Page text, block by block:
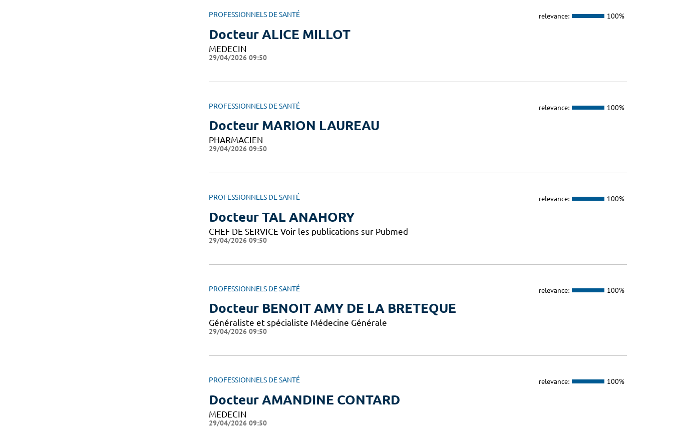
PROFESSIONNELS DE SANTÉ relevance: 100%
Docteur ALICE MILLOT
MEDECIN
29/04/2026 09:50
PROFESSIONNELS DE SANTÉ relevance: 100%
Docteur MARION LAUREAU
PHARMACIEN
29/04/2026 09:50
PROFESSIONNELS DE SANTÉ relevance: 100%
Docteur TAL ANAHORY
CHEF DE SERVICE Voir les publications sur Pubmed
29/04/2026 09:50
PROFESSIONNELS DE SANTÉ relevance: 100%
Docteur BENOIT AMY DE LA BRETEQUE
Généraliste et spécialiste Médecine Générale
29/04/2026 09:50
PROFESSIONNELS DE SANTÉ relevance: 100%
Docteur AMANDINE CONTARD
MEDECIN
29/04/2026 09:50